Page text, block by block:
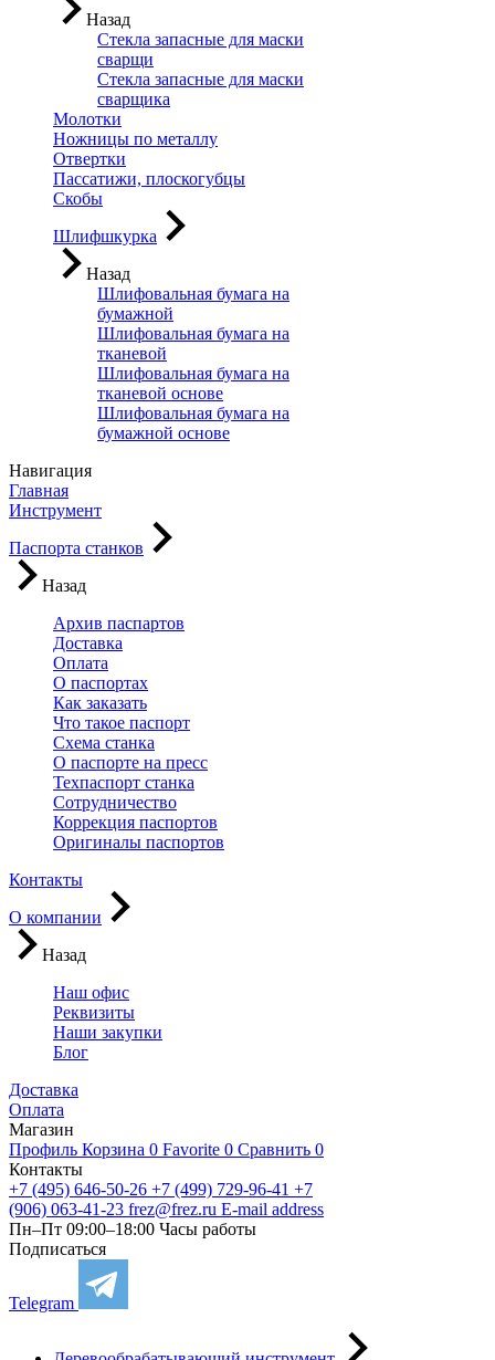
Назад
Стекла запасные для маски
сварщи
Стекла запасные для маски
сварщика
Молотки
Ножницы по металлу
Отвертки
Пассатижи, плоскогубцы
Скобы
Шлифшкурка
Назад
Шлифовальная бумага на
бумажной
Шлифовальная бумага на
тканевой
Шлифовальная бумага на
тканевой основе
Шлифовальная бумага на
бумажной основе
Навигация
Главная
Инструмент
Паспорта станков
Назад
Архив паспартов
Доставка
Оплата
О паспортах
Как заказать
Что такое паспорт
Схема станка
О паспорте на пресс
Техпаспорт станка
Сотрудничество
Коррекция паспортов
Оригиналы паспортов
Контакты
О компании
Назад
Наш офис
Реквизиты
Наши закупки
Блог
Доставка
Оплата
Магазин
Профиль Корзина 0 Favorite 0 Сравнить 0
Контакты
+7 (495) 646-50-26 +7 (499) 729-96-41 +7
(906) 063-41-23 frez@frez.ru E-mail address
Пн–Пт 09:00–18:00 Часы работы
Подписаться
Telegram